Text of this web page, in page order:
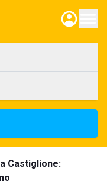
Castiglione: